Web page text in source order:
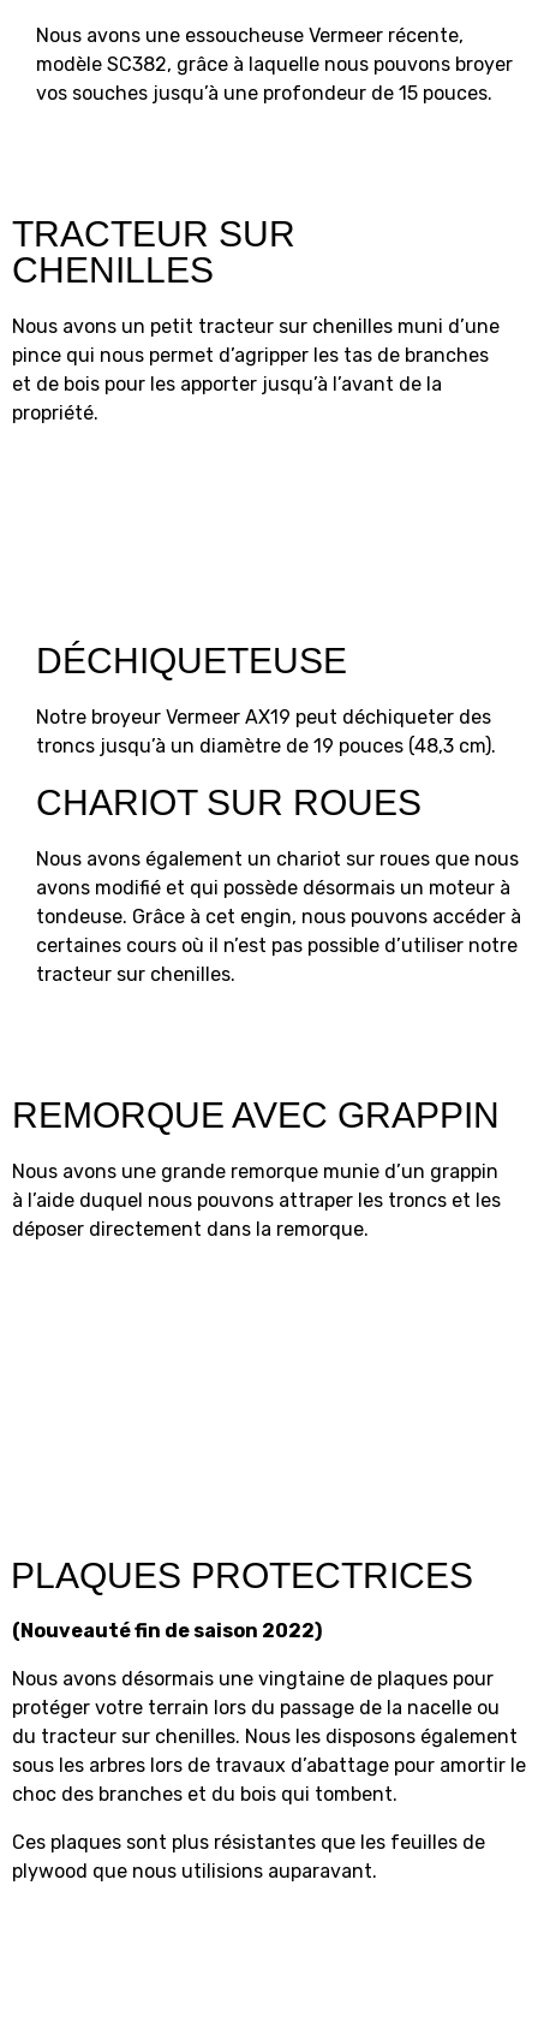
Nous avons une essoucheuse Vermeer récente,
modèle SC382, grâce à laquelle nous pouvons broyer
vos souches jusqu’à une profondeur de 15 pouces.
TRACTEUR SUR
CHENILLES
Nous avons un petit tracteur sur chenilles muni d’une
pince qui nous permet d’agripper les tas de branches
et de bois pour les apporter jusqu’à l’avant de la
propriété.
DÉCHIQUETEUSE
Notre broyeur Vermeer AX19 peut déchiqueter des
troncs jusqu’à un diamètre de 19 pouces (48,3 cm).
CHARIOT SUR ROUES
Nous avons également un chariot sur roues que nous
avons modifié et qui possède désormais un moteur à
tondeuse. Grâce à cet engin, nous pouvons accéder à
certaines cours où il n’est pas possible d’utiliser notre
tracteur sur chenilles.
REMORQUE AVEC GRAPPIN
Nous avons une grande remorque munie d’un grappin
à l’aide duquel nous pouvons attraper les troncs et les
déposer directement dans la remorque.
PLAQUES PROTECTRICES
(Nouveauté fin de saison 2022)
Nous avons désormais une vingtaine de plaques pour
protéger votre terrain lors du passage de la nacelle ou
du tracteur sur chenilles. Nous les disposons également
sous les arbres lors de travaux d’abattage pour amortir le
choc des branches et du bois qui tombent.
Ces plaques sont plus résistantes que les feuilles de
plywood que nous utilisions auparavant.